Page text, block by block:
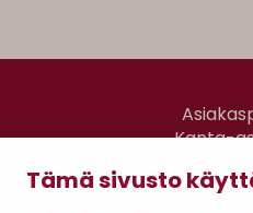
Tämä sivusto
Kanta-
Gomee